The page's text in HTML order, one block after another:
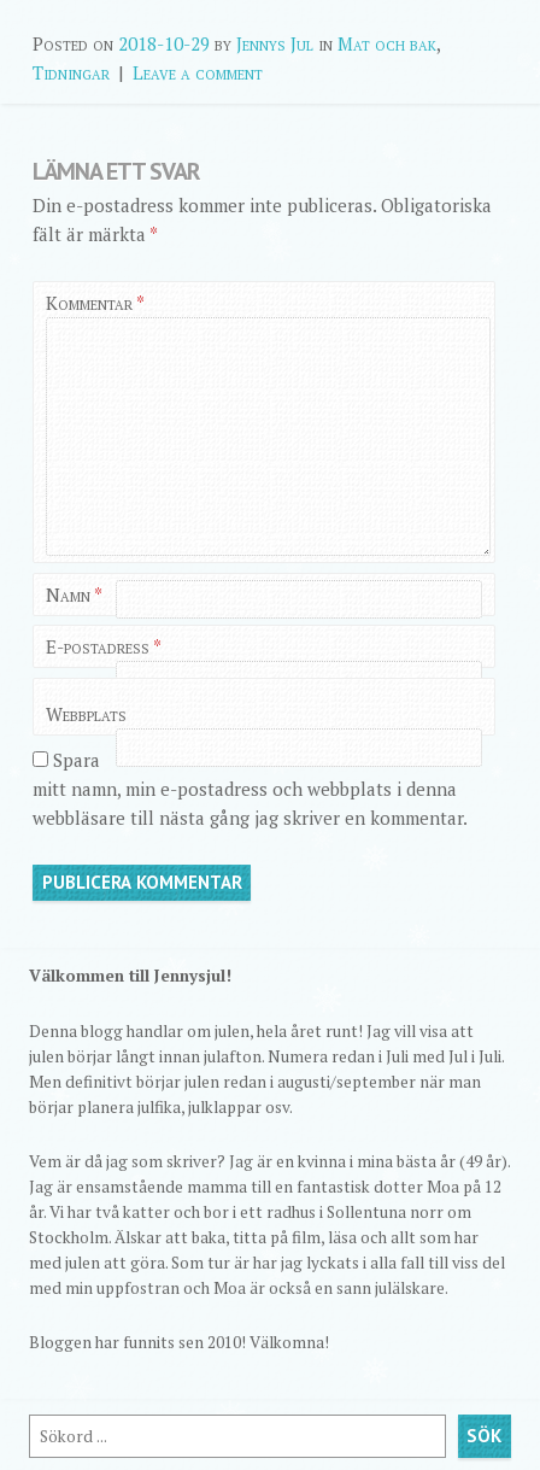
Posted on 2018-10-29 by Jennys Jul in Mat och bak,
Tidningar | Leave a comment
LÄMNA ETT SVAR
Din e-postadress kommer inte publiceras. Obligatoriska
fält är märkta *
Kommentar *
Namn *
E-postadress *
Webbplats
Spara
mitt namn, min e-postadress och webbplats i denna
webbläsare till nästa gång jag skriver en kommentar.
Välkommen till Jennysjul!
Denna blogg handlar om julen, hela året runt! Jag vill visa att
julen börjar långt innan julafton. Numera redan i Juli med Jul i Juli.
Men definitivt börjar julen redan i augusti/september när man
börjar planera julfika, julklappar osv.
Vem är då jag som skriver? Jag är en kvinna i mina bästa år (49 år).
Jag är ensamstående mamma till en fantastisk dotter Moa på 12
år. Vi har två katter och bor i ett radhus i Sollentuna norr om
Stockholm. Älskar att baka, titta på film, läsa och allt som har
med julen att göra. Som tur är har jag lyckats i alla fall till viss del
med min uppfostran och Moa är också en sann julälskare.
Bloggen har funnits sen 2010! Välkomna!
Sök SÖK